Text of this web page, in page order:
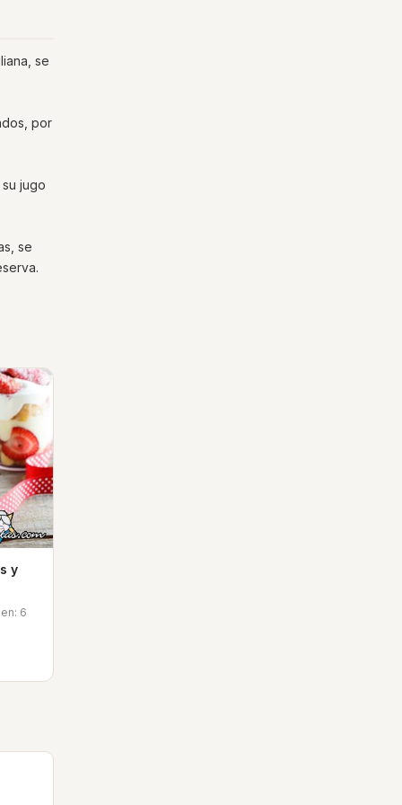
se
por
jugo
se
y
6